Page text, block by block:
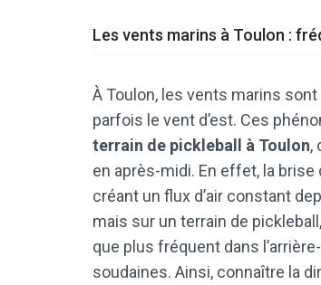
Les vents marins à Toulon :
À Toulon, les vents marins
parfois le vent d’est. Ces
terrain de pickleball à Toulon,
en après-midi. En effet, la
créant un flux d’air constant
mais sur un terrain de
que plus fréquent dans
soudaines. Ainsi, connaître la